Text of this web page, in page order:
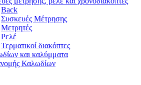
Back
Συσκευές Μέτρησης
Μετρητές
Ρελέ
Τερματικοί διακόπτες
και καλύμματα
Καλωδίων